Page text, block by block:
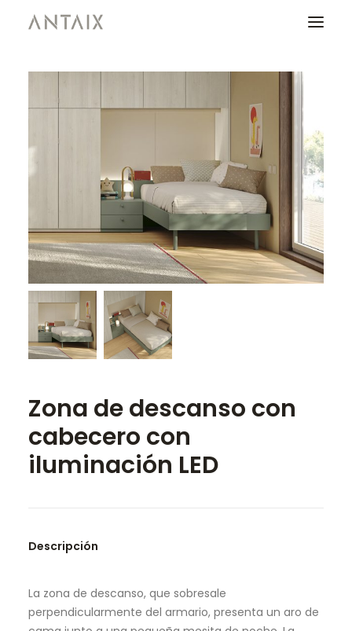
QUIENES SOMOS
CONTACTO
ÁREA DE PROFESIONALES
Zona de descanso con
cabecero con
iluminación LED
Descripción
La zona de descanso, que sobresale
perpendicularmente del armario, presenta un aro de